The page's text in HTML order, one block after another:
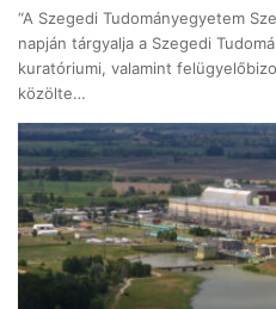
“A Szegedi Tudományegyetem
napján tárgyalja a Szegedi
kuratóriumi, valamint
közölte…